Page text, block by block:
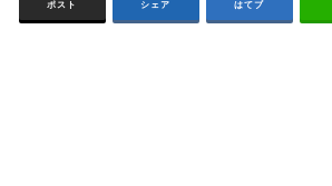
ポスト シェア はてブ